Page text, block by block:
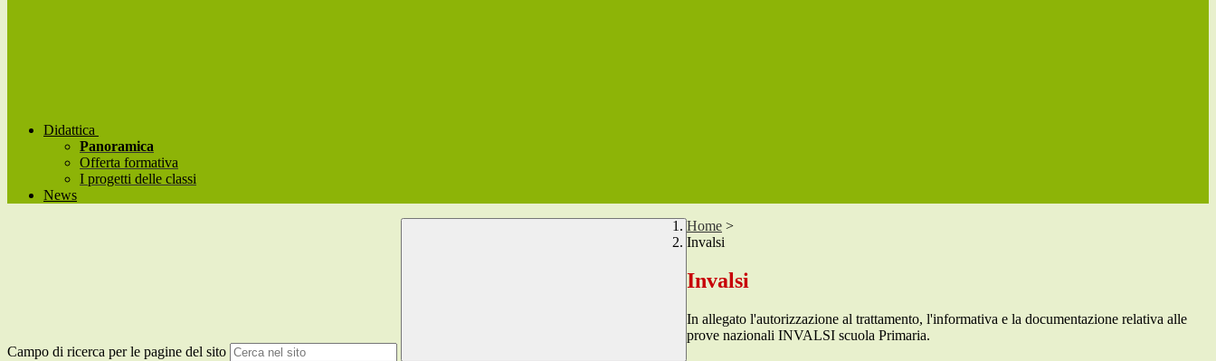
Didattica
Panoramica
Offerta formativa
I progetti delle classi
News
Campo di ricerca per le pagine del sito
Home >
Invalsi
Invalsi
In allegato l'autorizzazione al trattamento, l'informativa e la documentazione relativa alle
prove nazionali INVALSI scuola Primaria.